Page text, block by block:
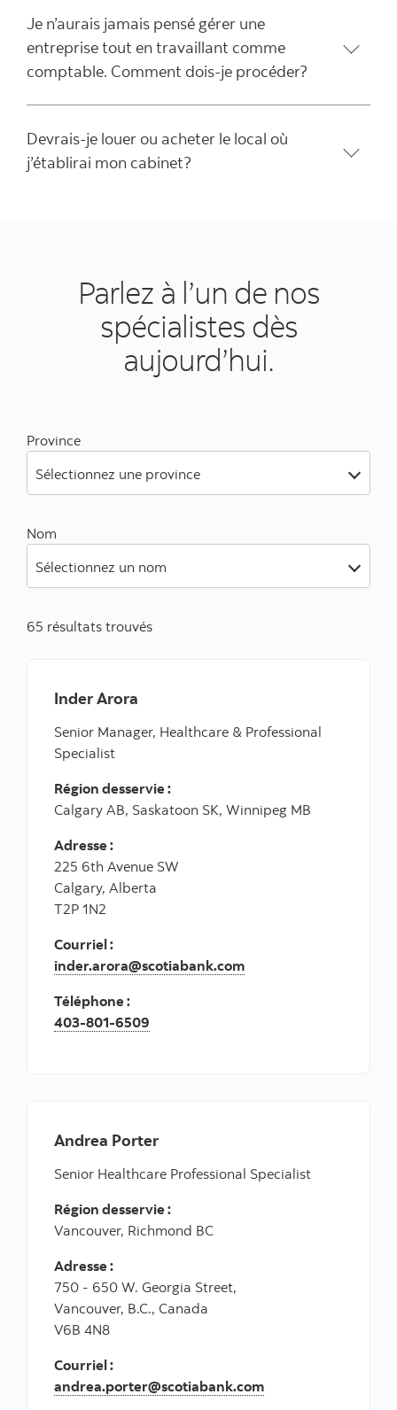
Je n’aurais jamais pensé gérer une
entreprise tout en travaillant comme
comptable. Comment dois-je procéder?
Devrais-je louer ou acheter le local où
j’établirai mon cabinet?
Parlez à l’un de nos
spécialistes dès
aujourd’hui.
Province
Sélectionnez une province
Nom
Sélectionnez un nom
65 résultats trouvés
Inder Arora
Senior Manager, Healthcare & Professional
Specialist
Région desservie :
Calgary AB, Saskatoon SK, Winnipeg MB
Adresse :
225 6th Avenue SW
Calgary, Alberta
T2P 1N2
Courriel :
inder.arora@scotiabank.com
Téléphone :
403-801-6509
Andrea Porter
Senior Healthcare Professional Specialist
Région desservie :
Vancouver, Richmond BC
Adresse :
750 - 650 W. Georgia Street,
Vancouver, B.C., Canada
V6B 4N8
Courriel :
andrea.porter@scotiabank.com